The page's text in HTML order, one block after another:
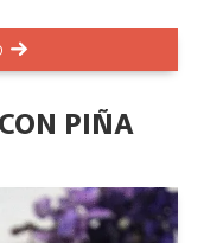
PIÑA